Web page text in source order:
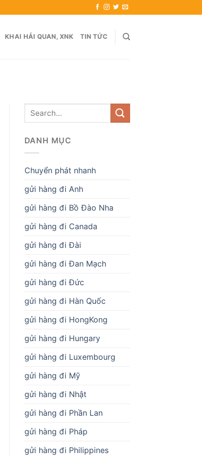
KHAI HẢI QUAN, XNK TIN TỨC
DANH MỤC
Chuyển phát nhanh
gửi hàng đi Anh
gửi hàng đi Bồ Đào Nha
gửi hàng đi Canada
gửi hàng đi Đài
gửi hàng đi Đan Mạch
gửi hàng đi Đức
gửi hàng đi Hàn Quốc
gửi hàng đi HongKong
gửi hàng đi Hungary
gửi hàng đi Luxembourg
gửi hàng đi Mỹ
gửi hàng đi Nhật
gửi hàng đi Phần Lan
gửi hàng đi Pháp
gửi hàng đi Philippines